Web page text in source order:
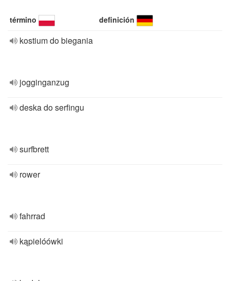
término definición
kostium do biegania
jogginganzug
deska do serfingu
surfbrett
rower
fahrrad
kąpielóówki